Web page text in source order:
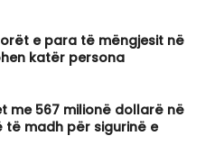
e para të mëngjesit në
katër persona
me 567 milionë dollarë në
të madh për sigurinë e